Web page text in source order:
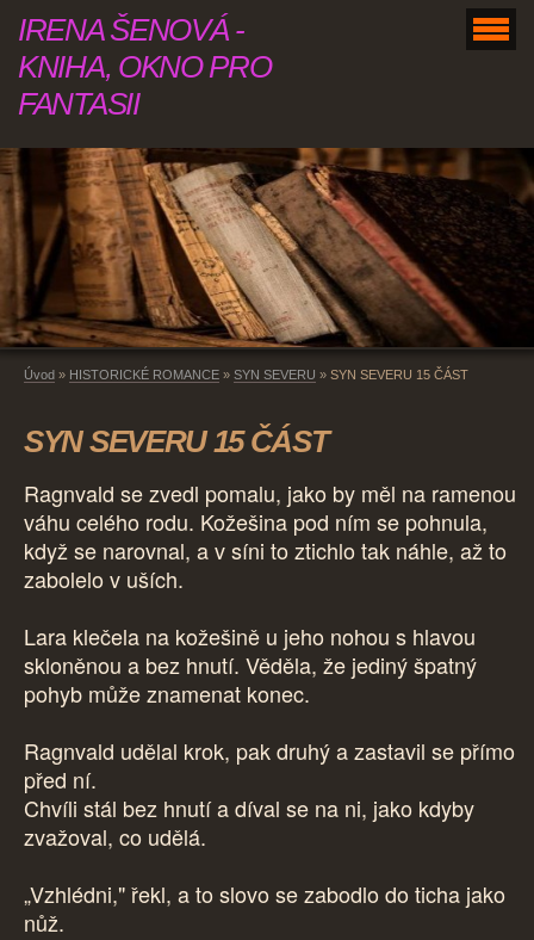
IRENA ŠENOVÁ -
KNIHA, OKNO PRO
FANTASII
Úvod » HISTORICKÉ ROMANCE » SYN SEVERU » SYN SEVERU 15 ČÁST
SYN SEVERU 15 ČÁST
Ragnvald se zvedl pomalu, jako by měl na ramenou
váhu celého rodu. Kožešina pod ním se pohnula,
když se narovnal, a v síni to ztichlo tak náhle, až to
zabolelo v uších.
Lara klečela na kožešině u jeho nohou s hlavou
skloněnou a bez hnutí. Věděla, že jediný špatný
pohyb může znamenat konec.
Ragnvald udělal krok, pak druhý a zastavil se přímo
před ní.
Chvíli stál bez hnutí a díval se na ni, jako kdyby
zvažoval, co udělá.
„Vzhlédni," řekl, a to slovo se zabodlo do ticha jako
nůž.